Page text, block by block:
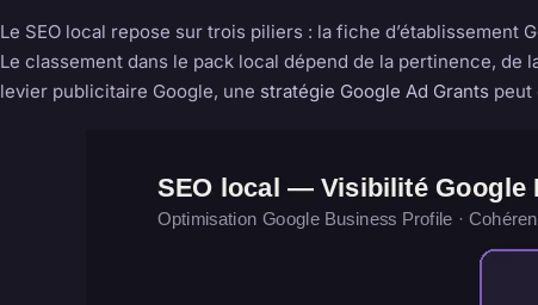
Le SEO local repose sur trois piliers : la fiche
Le classement dans le pack local dépend de la pertinence, de
levier publicitaire Google, une stratégie Google Ad Grants peut